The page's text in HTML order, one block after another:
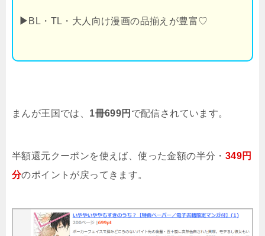
▶ BL・TL・大人向け漫画の品揃えが豊富♡
まんが王国では、 1冊699円 で配信されています。
半額還元クーポンを使えば、使った金額の半分・ 349円
分のポイントが戻ってきます。